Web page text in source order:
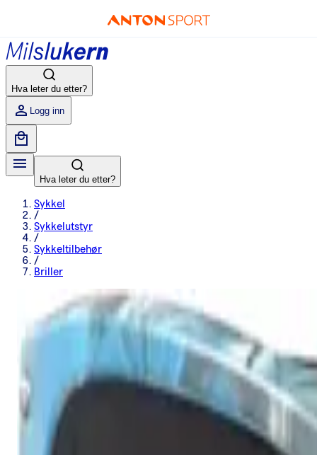
Hva leter du etter?
Logg inn
Hva leter du etter?
Sykkel
/
Sykkelutstyr
/
Sykkeltilbehør
/
Briller